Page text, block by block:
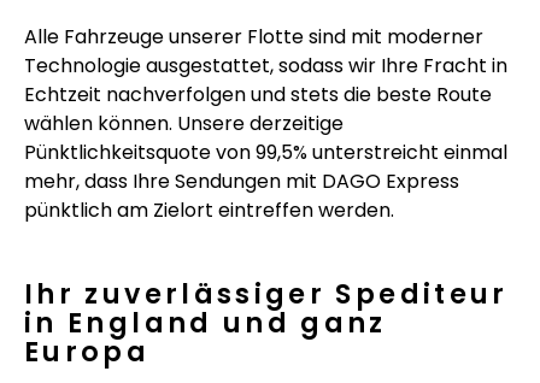
Alle Fahrzeuge unserer Flotte sind mit moderner
Technologie ausgestattet, sodass wir Ihre Fracht in
Echtzeit nachverfolgen und stets die beste Route
wählen können. Unsere derzeitige
Pünktlichkeitsquote von 99,5% unterstreicht einmal
mehr, dass Ihre Sendungen mit DAGO Express
pünktlich am Zielort eintreffen werden.
Ihr zuverlässiger Spediteur
in England und ganz
Europa